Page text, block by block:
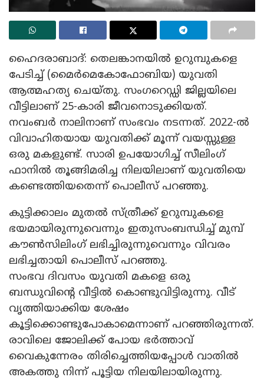
ഹൈദരാബാദ്: തെലങ്കാനയിൽ ഉറുമ്പുകളെ
പേടിച്ച് (മൈർമെകോഫോബിയ) യുവതി
ആത്മഹത്യ ചെയ്തു. സംഗറെഡ്ഡി ജില്ലയിലെ
വീട്ടിലാണ് 25-കാരി ജീവനൊടുക്കിയത്.
നവംബർ നാലിനാണ് സംഭവം നടന്നത്. 2022-ൽ
വിവാഹിതയായ യുവതിക്ക് മൂന്ന് വയസ്സുള്ള
ഒരു മകളുണ്ട്. സാരി ഉപയോഗിച്ച് സീലിംഗ്
ഫാനിൽ തൂങ്ങിമരിച്ച നിലയിലാണ് യുവതിയെ
കണ്ടെത്തിയതെന്ന് പൊലീസ് പറഞ്ഞു.
കുട്ടിക്കാലം മുതൽ സ്ത്രീക്ക് ഉറുമ്പുകളെ
ഭയമായിരുന്നുവെന്നും ഇതുസംബന്ധിച്ച് മുമ്പ്
കൗൺസിലിംഗ് ലഭിച്ചിരുന്നുവെന്നും വിവരം
ലഭിച്ചതായി പൊലീസ് പറഞ്ഞു.
സംഭവ ദിവസം യുവതി മകളെ ഒരു
ബന്ധുവിന്റെ വീട്ടിൽ കൊണ്ടുവിട്ടിരുന്നു. വീട്
വൃത്തിയാക്കിയ ശേഷം
കൂട്ടിക്കൊണ്ടുപോകാമെന്നാണ് പറഞ്ഞിരുന്നത്.
രാവിലെ ജോലിക്ക് പോയ ഭർത്താവ്
വൈകുന്നേരം തിരിച്ചെത്തിയപ്പോൾ വാതിൽ
അകത്തു നിന്ന് പൂട്ടിയ നിലയിലായിരുന്നു.